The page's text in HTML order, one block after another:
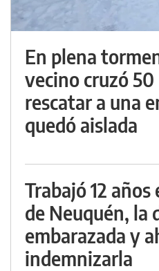
En plena
vecino cruzó
rescatar a una
quedó aislada
Trabajó 12
de Neuquén, la
embarazada y
indemnizarla